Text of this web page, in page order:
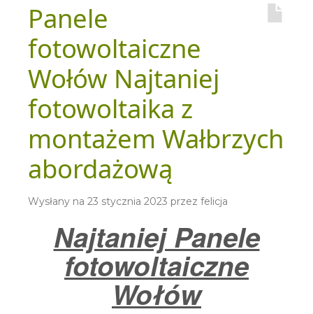
Panele
fotowoltaiczne
Wołów Najtaniej
fotowoltaika z
montażem Wałbrzych
abordażową
Wysłany na 23 stycznia 2023 przez felicja
Najtaniej Panele
fotowoltaiczne
Wołów